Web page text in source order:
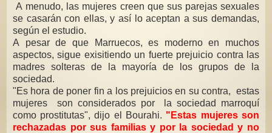
A menudo, las mujeres creen que sus parejas sexuales
se casarán con ellas, y así lo aceptan a sus demandas,
según el estudio.
A pesar de que Marruecos, es moderno en muchos
aspectos, sigue exisitiendo un fuerte prejuicio contra las
madres solteras de la mayoría de los grupos de la
sociedad.
"Es hora de poner fin a los prejuicios en su contra, estas
mujeres son considerados por la sociedad marroquí
como prostitutas", dijo el Bourahi. "Estas mujeres son
rechazadas por sus familias y por la sociedad y no